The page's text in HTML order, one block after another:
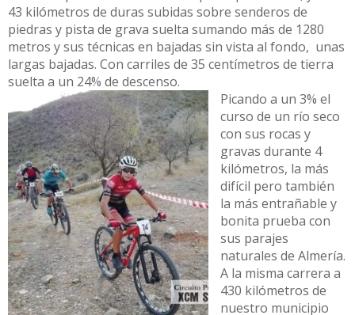
43 kilómetros de duras subidas sobre senderos de
piedras y pista de grava suelta sumando más de 1280
metros y sus técnicas en bajadas sin vista al fondo, unas
largas bajadas. Con carriles de 35 centímetros de tierra
suelta a un 24% de descenso.
Picando a un 3% el
curso de un río seco
con sus rocas y
gravas durante 4
kilómetros, la más
difícil pero también
la más entrañable y
bonita prueba con
sus parajes
naturales de Almería.
A la misma carrera a
430 kilómetros de
nuestro municipio